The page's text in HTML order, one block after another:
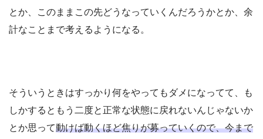
とか、このままこの先どうなっていくんだろうかとか、余
計なことまで考えるようになる。
そういうときはすっかり何をやってもダメになってて、も
しかするともう二度と正常な状態に戻れないんじゃないか
とか思って動けば動くほど焦りが募っていくので、今まで